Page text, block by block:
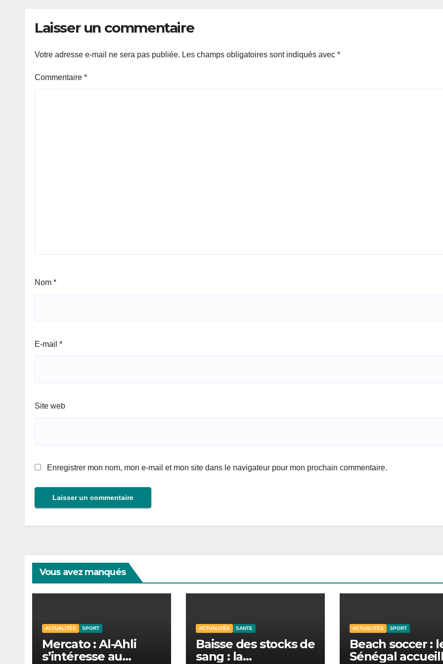
Laisser un commentaire
Votre adresse e-mail ne sera pas publiée. Les champs obligatoires sont indiqués avec *
Commentaire *
Nom *
E-mail *
Site web
Enregistrer mon nom, mon e-mail et mon site dans le navigateur pour mon prochain commentaire.
Vous avez manqués
ACTUALITÉS SPORT
Mercato : Al-Ahli
s’intéresse au
ACTUALITÉS SANTE
Baisse des stocks de
sang : la
ACTUALITÉS SPORT
Beach soccer :
Sénégal